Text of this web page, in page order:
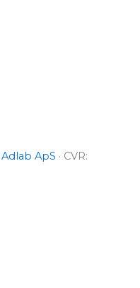
Adlab ApS · CVR: